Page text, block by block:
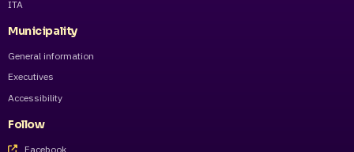
ITA
Municipality
General information
Executives
Accessibility
Follow